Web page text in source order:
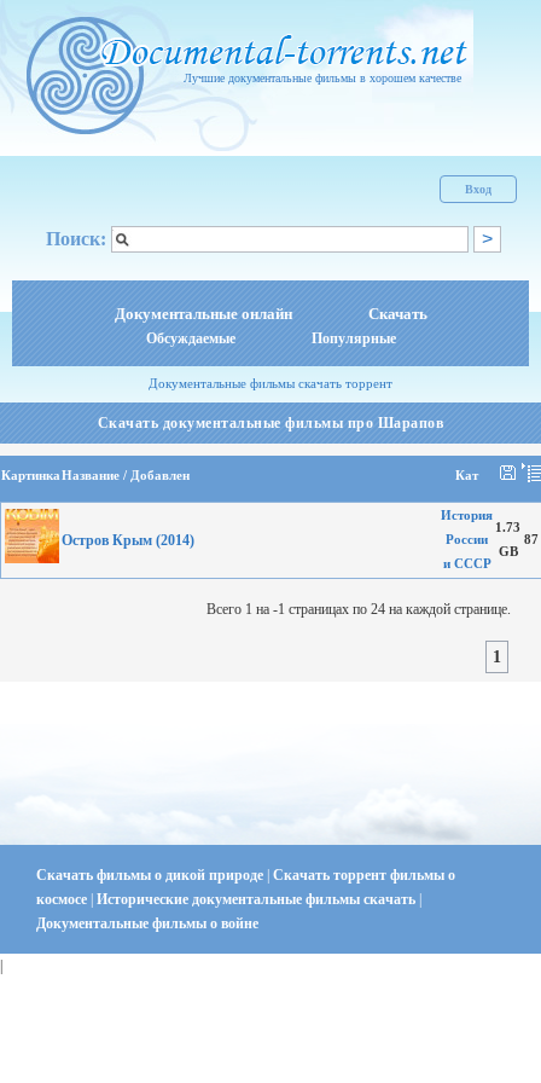
Лучшие документальные фильмы в хорошем качестве
Вход
Поиск:
Документальные онлайн Скачать
Обсуждаемые Популярные
Документальные фильмы скачать торрент
Скачать документальные фильмы про Шарапов
КартинкаНазвание / Добавлен Кат
Остров Крым (2014)
История
России
и СССР
1.73
GB
87
Всего 1 на -1 страницах по 24 на каждой странице.
1
Скачать фильмы о дикой природе Скачать торрент фильмы о
космосе Исторические документальные фильмы скачать
Документальные фильмы о войне